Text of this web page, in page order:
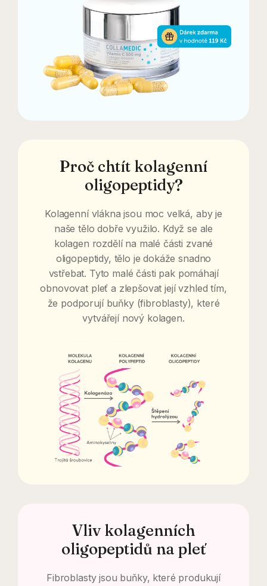
Proč chtít kolagenní
oligopeptidy?
Kolagenní vlákna jsou moc velká, aby je
naše tělo dobře využilo. Když se ale
kolagen rozdělí na malé části zvané
oligopeptidy, tělo je dokáže snadno
vstřebat. Tyto malé části pak pomáhají
obnovovat pleť a zlepšovat její vzhled tím,
že podporují buňky (fibroblasty), které
vytvářejí nový kolagen.
Vliv kolagenních
oligopeptidů na pleť
Fibroblasty jsou buňky, které produkují